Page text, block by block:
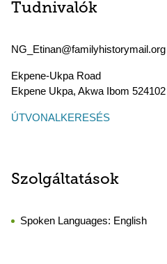
Tudnivalók
NG_Etinan@familyhistorymail.org
Ekpene-Ukpa Road
Ekpene Ukpa, Akwa Ibom 524102
ÚTVONALKERESÉS
Szolgáltatások
Spoken Languages: English